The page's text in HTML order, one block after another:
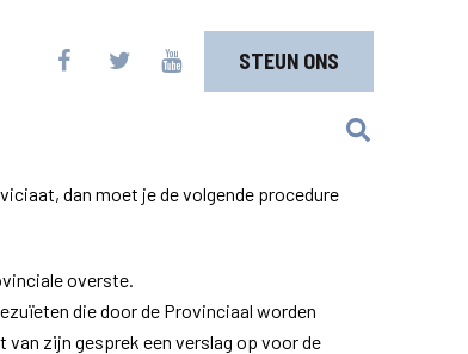
STEUN ONS
dan moet je de volgende procedure
overste.
die door de Provinciaal worden
van zijn gesprek een verslag op voor de